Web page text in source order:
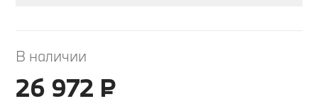
В наличии
26 972 ₽